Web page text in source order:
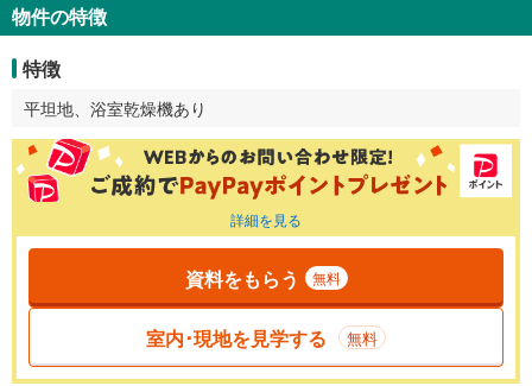
物件の特徴
特徴
平坦地、浴室乾燥機あり
詳細を見る
資料をもらう 無料
室内･現地を見学する 無料